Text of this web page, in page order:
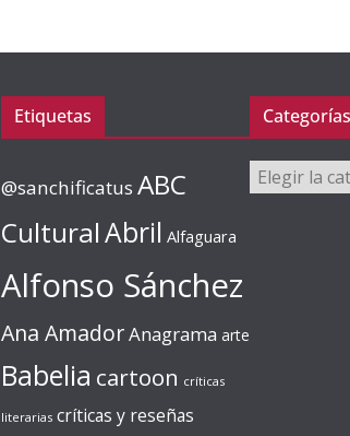
Etiquetas
@sanchificatus ABC
CulturalAbril Alfaguara
Alfonso Sánchez
Ana AmadorAnagrama arte
Babelia cartoon críticas
literarias críticas y reseñas
Categorías
Categorías